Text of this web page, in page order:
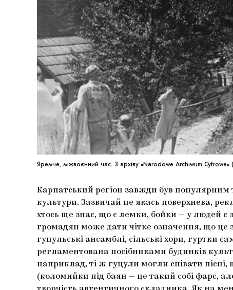
Яремче, міжвоєнний час. З архіву «Narodowe Archiwum
Карпатський регіон завжди був популярним
культури. Зазвичай це якась поверхнева,
хтось ще знає, що є лемки, бойки — у людей є
громадян може дати чітке означення, що це
гуцульські ансамблі, сільські хори, гуртки
регламентована посібниками будинків
наприклад, ті ж гуцули могли співати пісні,
(коломийки під баян — це такий собі фарс,